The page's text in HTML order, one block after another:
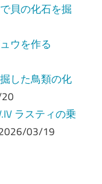
貝の化石を掘
ウを作る
した鳥類の化
ラスティの乗
03/19